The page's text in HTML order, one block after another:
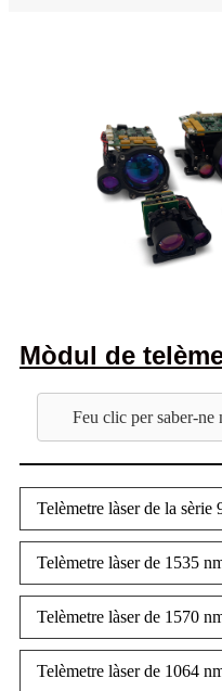
Mòdul de
Feu clic per saber-ne
Telèmetre làser de la sèrie
Telèmetre làser de 1535
Telèmetre làser de 1570
Telèmetre làser de 1064